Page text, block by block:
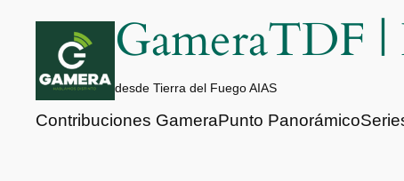
contenido
desde Tierra del Fuego AIAS
Contribuciones GameraPunto Panorámico